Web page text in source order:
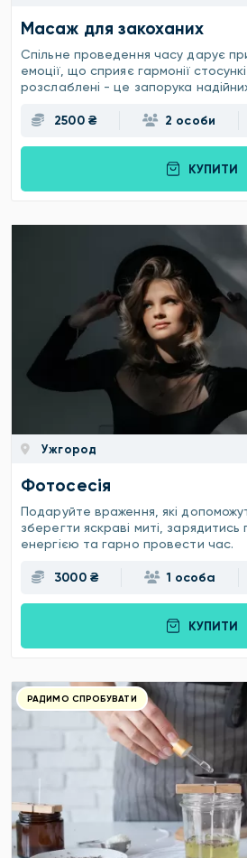
Масаж для закоханих
Спільне проведення часу дарує
емоції, що сприяє гармонії
розслаблені - це запорука
2500 ₴ 2 особи
КУПИТИ
Ужгород
Фотосесія
Подаруйте враження, які
зберегти яскраві миті,
енергією та гарно провести час.
3000 ₴ 1 особа
КУПИТИ
РАДИМО СПРОБУВАТИ